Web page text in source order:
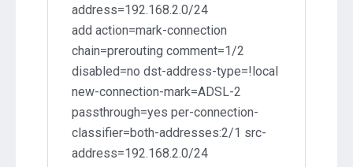
address=192.168.2.0/24
add action=mark-connection
chain=prerouting comment=1/2
disabled=no dst-address-type=!local
new-connection-mark=ADSL-2
passthrough=yes per-connection-
classifier=both-addresses:2/1 src-
address=192.168.2.0/24